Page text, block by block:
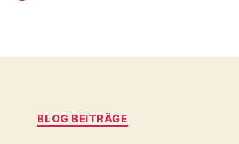
Kategorien
BLOG BEITRÄGE